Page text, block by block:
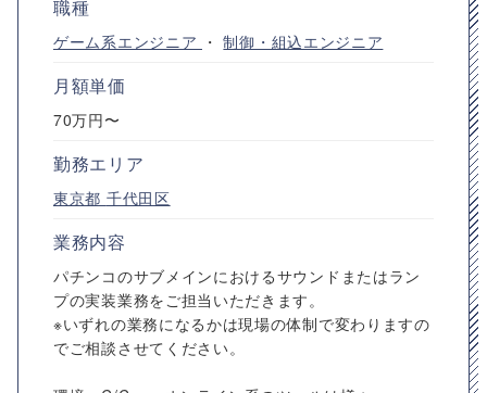
職種
ゲーム系エンジニア ・制御・組込エンジニア
月額単価
70万円〜
勤務エリア
東京都 千代田区
業務内容
パチンコのサブメインにおけるサウンドまたはラン
プの実装業務をご担当いただきます。
※いずれの業務になるかは現場の体制で変わりますの
でご相談させてください。